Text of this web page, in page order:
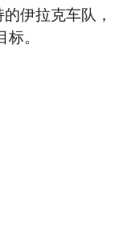
伊拉克车队，
。